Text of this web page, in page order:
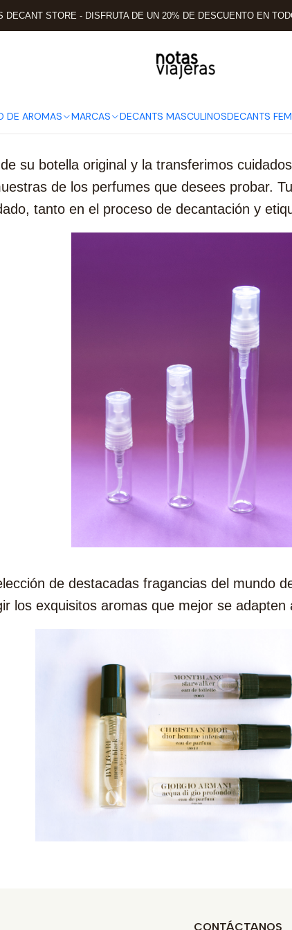
DE AROMAS MARCAS DECANTS MASCULINOSDECANTS
DECANT STORE - DISFRUTA DE UN 20% DE DESCUENTO EN
Inicio Post QUÉ ES UN DECANT
QUÉ ES UN DECANT
su botella original y la transferimos
de los perfumes que desees probar.
tanto en el proceso de decantación y
de destacadas fragancias del mundo
los exquisitos aromas que mejor se adapten
CONTÁCTANOS